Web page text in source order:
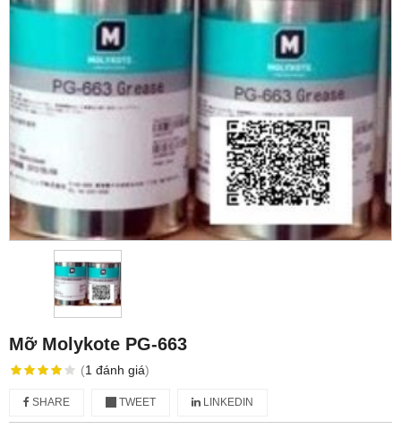
Mỡ Molykote PG-663
(1 đánh giá)
SHARE TWEET LINKEDIN